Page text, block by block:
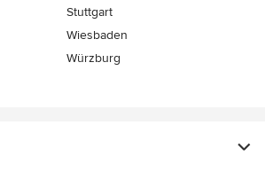
Stuttgart
Wiesbaden
Würzburg